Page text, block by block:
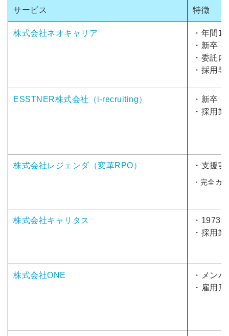
サービス 特徴
株式会社ネオキャリア ・ 年間
・新卒
・委託
・採用
ESSTNER株式会社（i-recruiting）
・新卒
・採用
株式会社レジェンダ（変革RPO） ・支援
・完全カ
株式会社キャリタス
・1973
・採用
株式会社ONE
・メン
・雇用